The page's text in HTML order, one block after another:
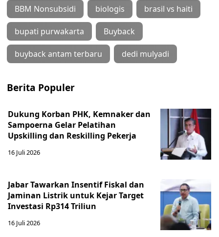
BBM Nonsubsidi biologis brasil vs haiti
bupati purwakarta Buyback
buyback antam terbaru dedi mulyadi
Berita Populer
Dukung Korban PHK, Kemnaker dan
Sampoerna Gelar Pelatihan
Upskilling dan Reskilling Pekerja
16 Juli 2026
Jabar Tawarkan Insentif Fiskal dan
Jaminan Listrik untuk Kejar Target
Investasi Rp314 Triliun
16 Juli 2026